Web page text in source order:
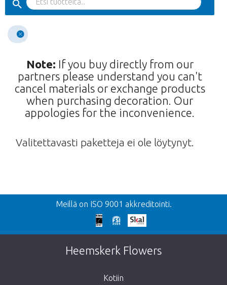
Note: If you buy directly from our
partners please understand you can't
cancel materials or exchange products
when purchasing decoration. Our
appologies for the inconvenience.
Valitettavasti paketteja ei ole löytynyt.
Takaisin
Liian myöhäistä!
Valitettavasti tämä tuote on loppuunmyyty.
Meillä on ISO 9001 akkreditointi.
Heemskerk Flowers
Kotiin